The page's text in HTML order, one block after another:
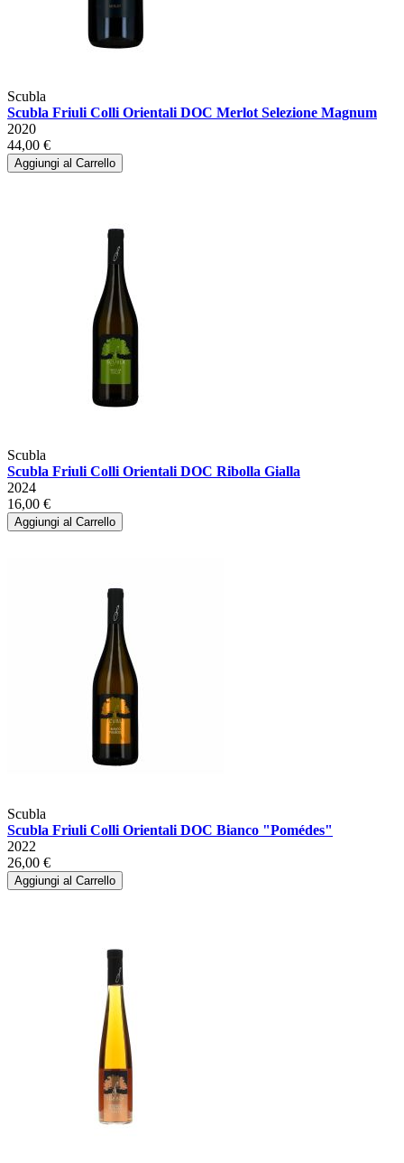
Scubla
Scubla Friuli Colli Orientali DOC Merlot Selezione Magnum
2020
44,00 €
Aggiungi al Carrello
Scubla
Scubla Friuli Colli Orientali DOC Ribolla Gialla
2024
16,00 €
Aggiungi al Carrello
Scubla
Scubla Friuli Colli Orientali DOC Bianco "Pomédes"
2022
26,00 €
Aggiungi al Carrello